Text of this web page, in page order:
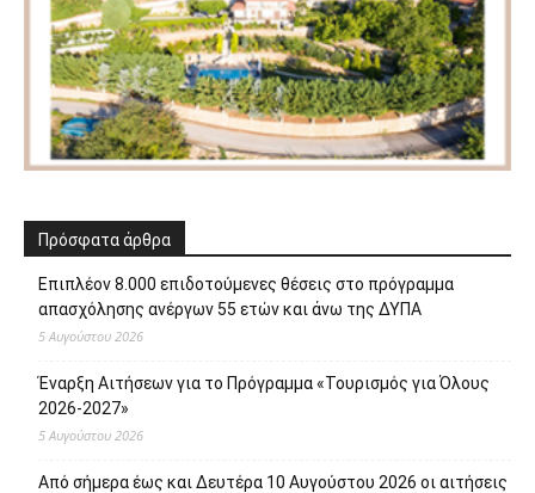
Πρόσφατα άρθρα
Επιπλέον 8.000 επιδοτούμενες θέσεις στο πρόγραμμα
απασχόλησης ανέργων 55 ετών και άνω της ΔΥΠΑ
5 Αυγούστου 2026
Έναρξη Αιτήσεων για το Πρόγραμμα «Τουρισμός για Όλους
2026-2027»
5 Αυγούστου 2026
Από σήμερα έως και Δευτέρα 10 Αυγούστου 2026 οι αιτήσεις